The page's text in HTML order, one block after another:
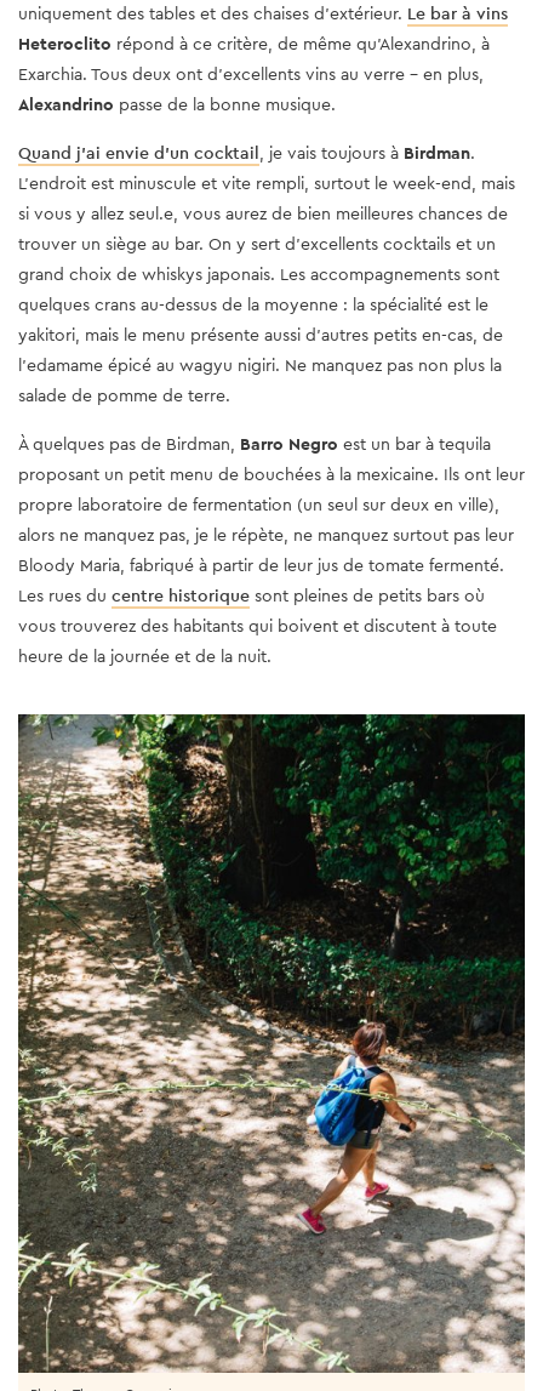
uniquement des tables et des chaises d’extérieur. Le bar à vins
Heteroclito répond à ce critère, de même qu’Alexandrino, à
Exarchia. Tous deux ont d’excellents vins au verre – en plus,
Alexandrino passe de la bonne musique.
Quand j’ai envie d’un cocktail, je vais toujours à Birdman.
L’endroit est minuscule et vite rempli, surtout le week-end, mais
si vous y allez seul.e, vous aurez de bien meilleures chances de
trouver un siège au bar. On y sert d’excellents cocktails et un
grand choix de whiskys japonais. Les accompagnements sont
quelques crans au-dessus de la moyenne : la spécialité est le
yakitori, mais le menu présente aussi d’autres petits en-cas, de
l’edamame épicé au wagyu nigiri. Ne manquez pas non plus la
salade de pomme de terre.
À quelques pas de Birdman, Barro Negro est un bar à tequila
proposant un petit menu de bouchées à la mexicaine. Ils ont leur
propre laboratoire de fermentation (un seul sur deux en ville),
alors ne manquez pas, je le répète, ne manquez surtout pas leur
Bloody Maria, fabriqué à partir de leur jus de tomate fermenté.
Les rues du centre historique sont pleines de petits bars où
vous trouverez des habitants qui boivent et discutent à toute
heure de la journée et de la nuit.